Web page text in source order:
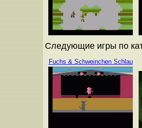
Следующие игры по
Fuchs & Schweinchen Schlau